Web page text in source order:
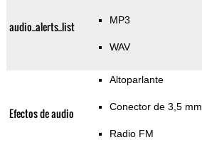
audio_alerts_list MP3
WAV
Efectos de audio
Altoparlante
Conector de 3,5 mm
Radio FM